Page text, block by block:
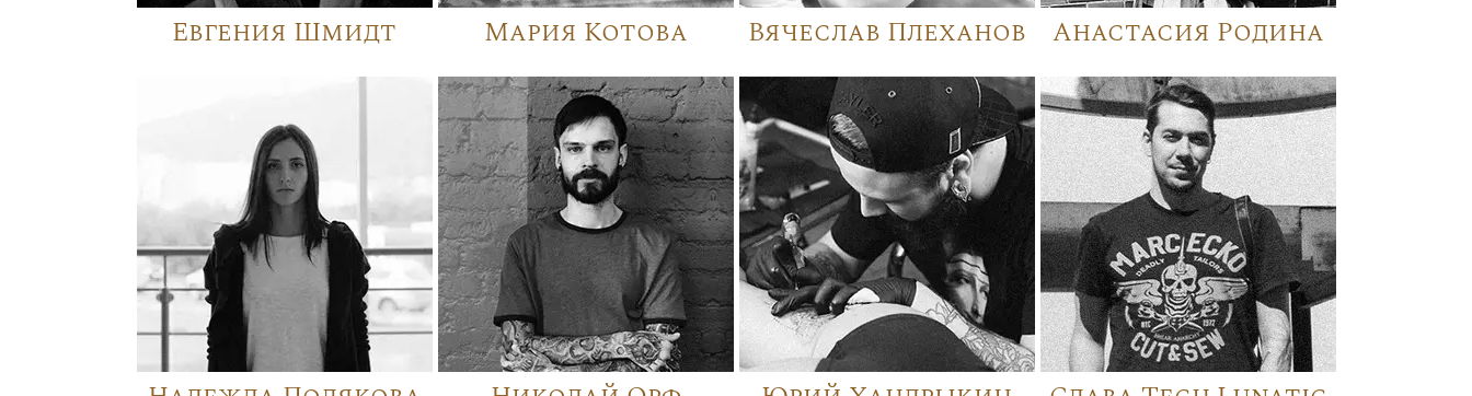
Евгения Шмидт Мария Котова Вячеслав Плеханов Анастасия Родина